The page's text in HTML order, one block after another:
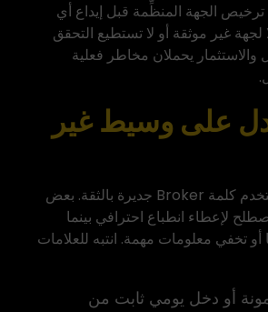
ترخيص الجهة المنظِّمة قبل إيداع أي
لجهة غير موثقة أو لا تستطيع التحقق
والاستثمار يحملان مخاطر فعلية
على وسيط غير
ليست كل جهة تستخدم كلمة Broker جديرة بالثقة. بعض
لإعطاء انطباع احترافي بينما
تخفي معلومات مهمة. انتبه للعلامات
أو دخل يومي ثابت من